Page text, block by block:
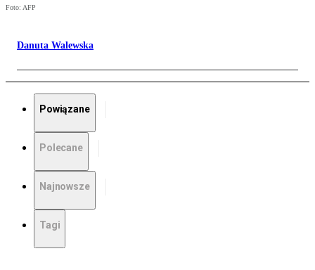
Foto: AFP
Danuta Walewska
Powiązane
Polecane
Najnowsze
Tagi